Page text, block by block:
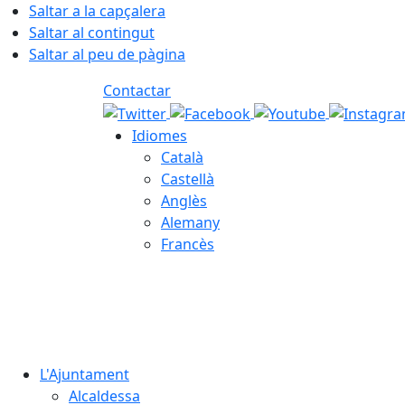
Saltar a la capçalera
Saltar al contingut
Saltar al peu de pàgina
Contactar
Idiomes
Català
Castellà
Anglès
Alemany
Francès
L'Ajuntament
Alcaldessa